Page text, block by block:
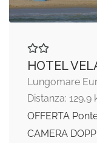
HOTEL
Lungomare
Distanza: 129,9
OFFERTA
CAMERA